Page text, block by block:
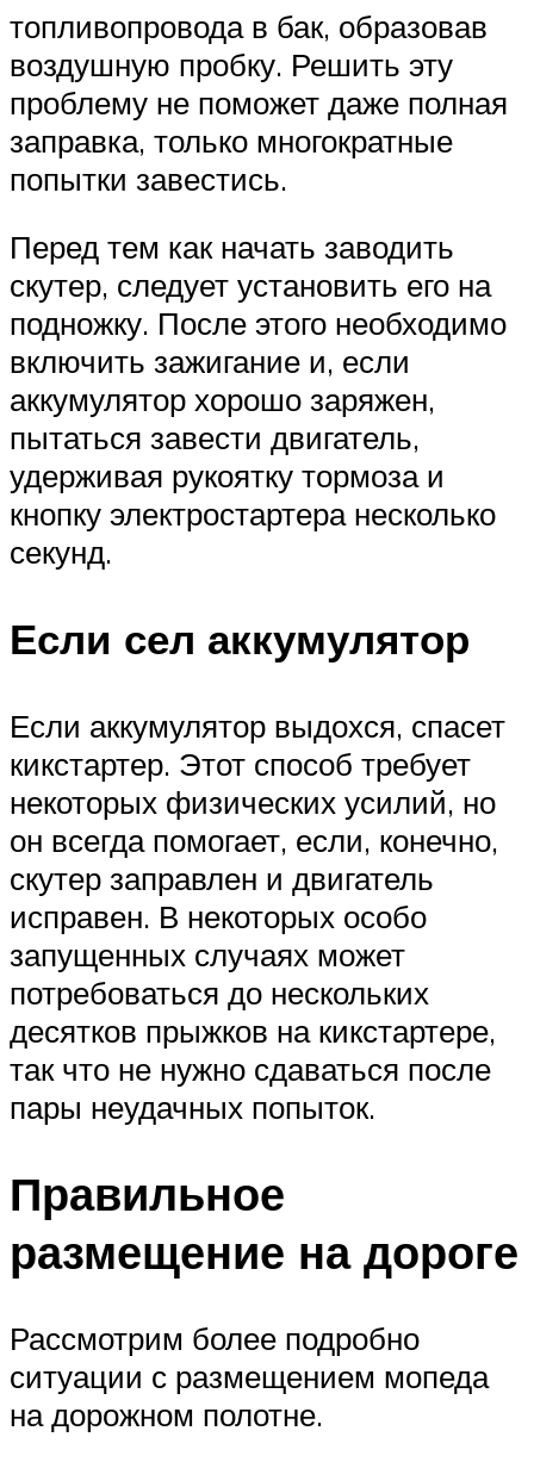
топливопровода в бак, образовав
воздушную пробку. Решить эту
проблему не поможет даже полная
заправка, только многократные
попытки завестись.
Перед тем как начать заводить
скутер, следует установить его на
подножку. После этого необходимо
включить зажигание и, если
аккумулятор хорошо заряжен,
пытаться завести двигатель,
удерживая рукоятку тормоза и
кнопку электростартера несколько
секунд.
Если сел аккумулятор
Если аккумулятор выдохся, спасет
кикстартер. Этот способ требует
некоторых физических усилий, но
он всегда помогает, если, конечно,
скутер заправлен и двигатель
исправен. В некоторых особо
запущенных случаях может
потребоваться до нескольких
десятков прыжков на кикстартере,
так что не нужно сдаваться после
пары неудачных попыток.
Правильное
размещение на дороге
Рассмотрим более подробно
ситуации с размещением мопеда
на дорожном полотне.